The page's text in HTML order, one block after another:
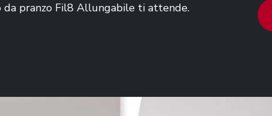
pranzo Fil8 Allungabile ti attende.